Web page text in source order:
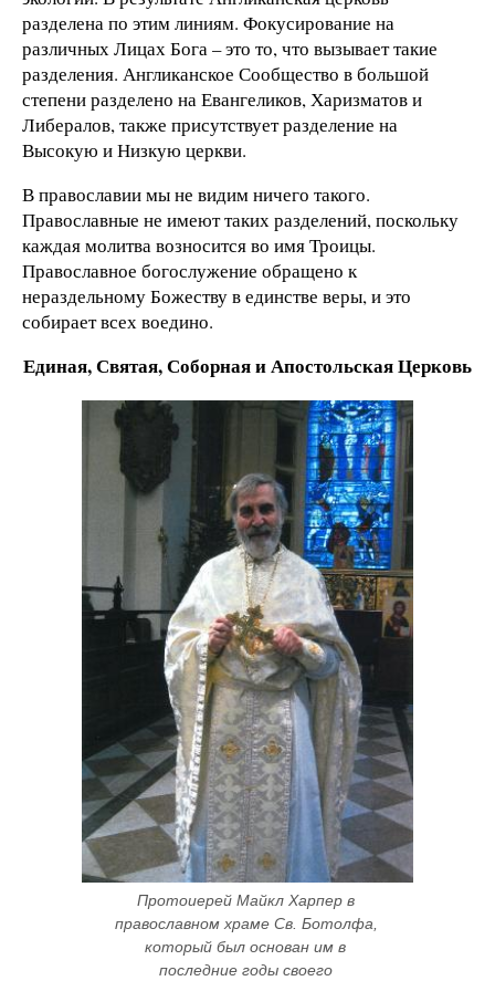
разделена по этим линиям. Фокусирование на
различных Лицах Бога – это то, что вызывает такие
разделения. Англиканское Сообщество в большой
степени разделено на Евангеликов, Харизматов и
Либералов, также присутствует разделение на
Высокую и Низкую церкви.
В православии мы не видим ничего такого.
Православные не имеют таких разделений, поскольку
каждая молитва возносится во имя Троицы.
Православное богослужение обращено к
нераздельному Божеству в единстве веры, и это
собирает всех воедино.
Единая, Святая, Соборная и Апостольская Церковь
Протоиерей Майкл Харпер в
православном храме Св. Ботолфа,
который был основан им в
последние годы своего